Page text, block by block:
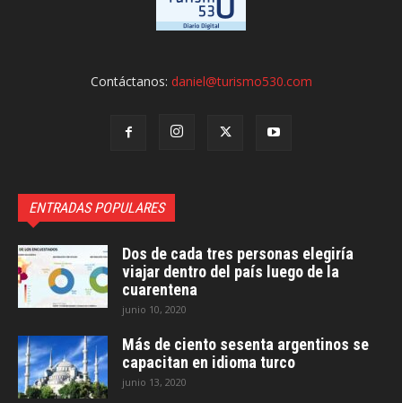
Contáctanos: daniel@turismo530.com
ENTRADAS POPULARES
Dos de cada tres personas elegiría
viajar dentro del país luego de la
cuarentena
junio 10, 2020
Más de ciento sesenta argentinos se
capacitan en idioma turco
junio 13, 2020